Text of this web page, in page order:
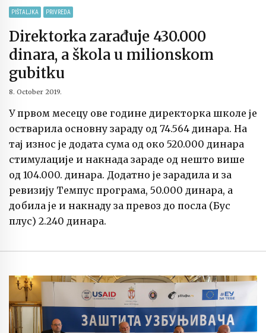
PIŠTALJKA PRIVREDA
Direktorka zarađuje 430.000
dinara, a škola u milionskom
gubitku
8. October 2019.
У првом месецу ове године директорка школе је
остварила основну зараду од 74.564 динара. На
тај износ је додата сума од око 520.000 динара
стимулације и накнада зараде од нешто више
од 104.000. динара. Додатно је зарадила и за
ревизију Темпус програма, 50.000 динара, а
добила је и накнаду за превоз до посла (Бус
плус) 2.240 динара.